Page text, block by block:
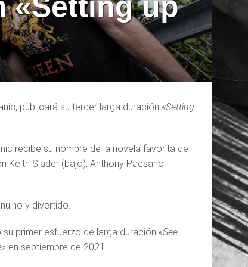
publicará su tercer larga duración «Setting
recibe su nombre de la novela favorita de
Keith Slader (bajo), Anthony Paesano
y divertido.
primer esfuerzo de larga duración «See
en septiembre de 2021.